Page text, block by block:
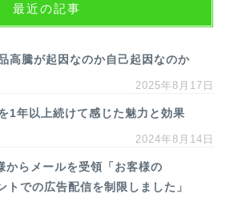
最近の記事
高騰が起因なのか自己起因なのか
2025年8月17日
1年以上続けて感じた魅力と効果
2024年8月14日
からメールを受領「お客様の
での広告配信を制限しました」